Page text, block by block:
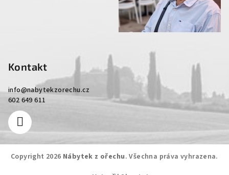
Kontakt
info@nabytekzorechu.cz
602 649 611
Copyright 2026 Nábytek z ořechu. Všechna práva vyhrazena.